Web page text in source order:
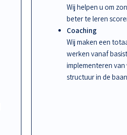
Wij helpen u om
beter te leren
Coaching
Wij maken een
werken vanaf
implementeren
structuur in de